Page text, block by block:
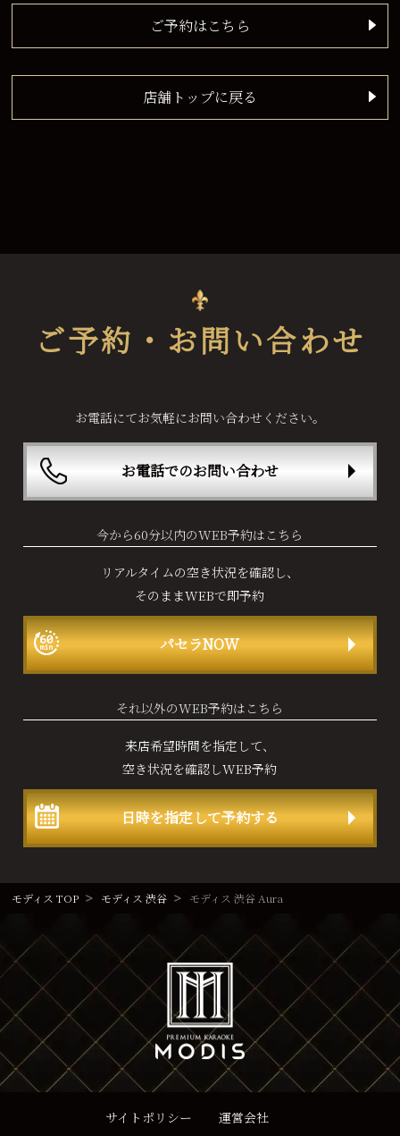
ご予約はこちら
店舗トップに戻る
ご予約・お問い合わせ
お電話にてお気軽にお問い合わせください。
お電話でのお問い合わせ
今から60分以内のWEB予約はこちら
リアルタイムの空き状況を確認し、
そのままWEBで即予約
パセラNOW
それ以外のWEB予約はこちら
来店希望時間を指定して、
空き状況を確認しWEB予約
日時を指定して予約する
モディス TOP モディス 渋谷 モディス 渋谷 Aura
サイトポリシー 運営会社